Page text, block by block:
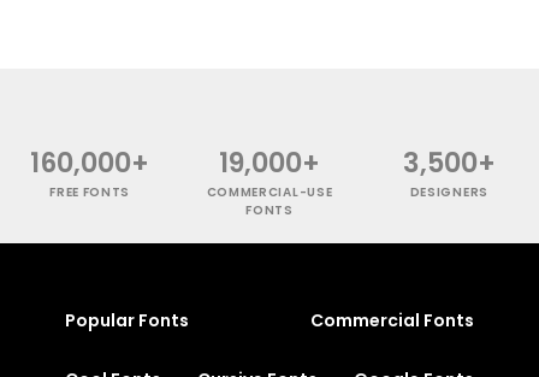
160,000+
FREE FONTS
19,000+
COMMERCIAL-USE
FONTS
3,500+
DESIGNERS
Popular Fonts Commercial Fonts